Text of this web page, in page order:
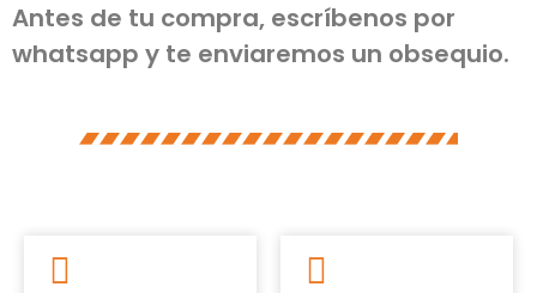
Antes de tu compra, escríbenos por
whatsapp y te enviaremos un obsequio.